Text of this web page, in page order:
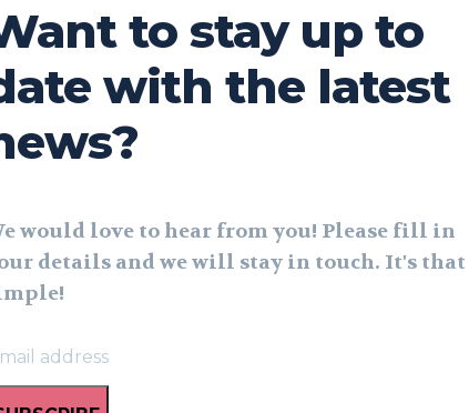
to stay up to
with the latest
would love to hear from you! Please fill in
details and we will stay in touch. It's that